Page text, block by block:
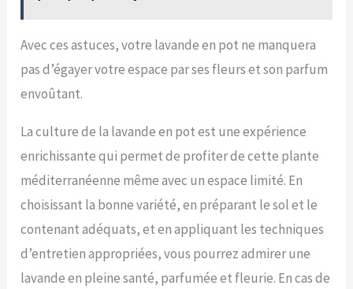
Avec ces astuces, votre lavande en pot ne manquera
pas d’égayer votre espace par ses fleurs et son parfum
envoûtant.
La culture de la lavande en pot est une expérience
enrichissante qui permet de profiter de cette plante
méditerranéenne même avec un espace limité. En
choisissant la bonne variété, en préparant le sol et le
contenant adéquats, et en appliquant les techniques
d’entretien appropriées, vous pourrez admirer une
lavande en pleine santé, parfumée et fleurie. En cas de